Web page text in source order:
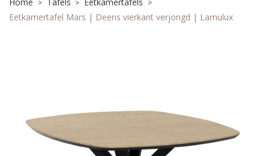
Eetkamertafel Mars | Deens vierkant verjongd | Lamulux